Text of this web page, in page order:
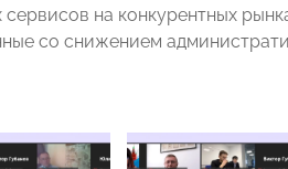
сервисов на конкурентных
со снижением